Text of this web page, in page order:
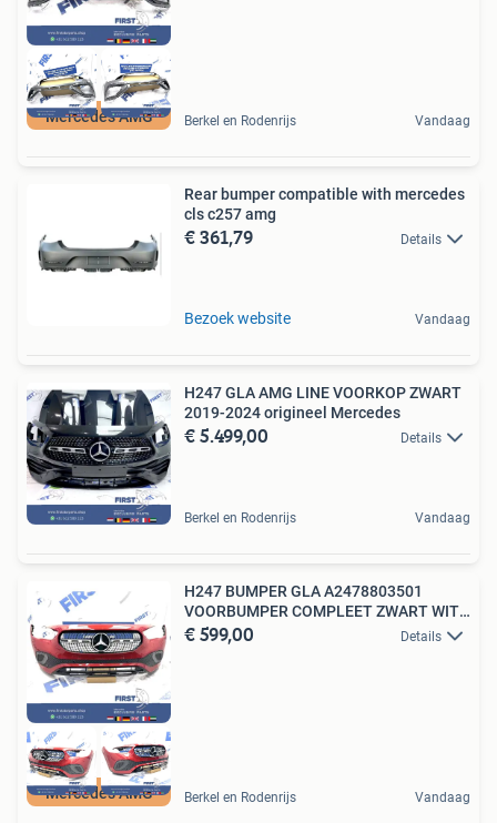
Mercedes AMG Berkel en Rodenrijs Vandaag
Rear bumper compatible with mercedes
cls c257 amg
€ 361,79 Details
Bezoek website Vandaag
H247 GLA AMG LINE VOORKOP ZWART
2019-2024 origineel Mercedes
€ 5.499,00 Details
Berkel en Rodenrijs Vandaag
Mercedes AMG
H247 BUMPER GLA A2478803501
VOORBUMPER COMPLEET ZWART WIT
GR
€ 599,00 Details
Berkel en Rodenrijs Vandaag